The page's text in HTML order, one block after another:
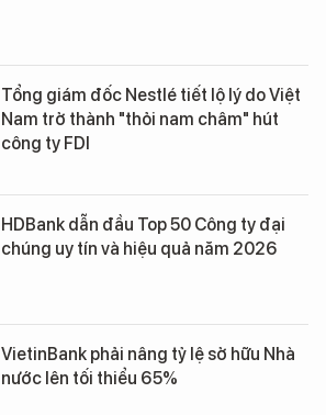
Tổng giám đốc Nestlé tiết lộ lý do Việt
Nam trở thành "thỏi nam châm" hút
công ty FDI
HDBank dẫn đầu Top 50 Công ty đại
chúng uy tín và hiệu quả năm 2026
VietinBank phải nâng tỷ lệ sở hữu Nhà
nước lên tối thiểu 65%